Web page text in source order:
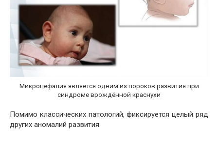
Микроцефалия является одним из пороков развития при
синдроме врождённой краснухи
Помимо классических патологий, фиксируется целый ряд
других аномалий развития: